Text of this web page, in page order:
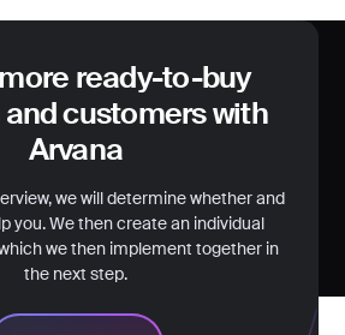
ready-to-buy
customers with
Arvana
we will determine whether and
you. We then create an individual
we then implement together in
the next step.